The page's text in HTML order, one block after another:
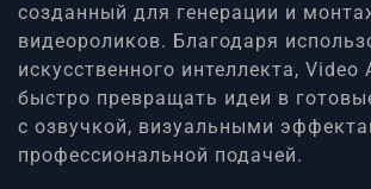
созданный для генерации и
видеороликов. Благодаря
искусственного интеллекта, Video
быстро превращать идеи в
с озвучкой, визуальными
профессиональной подачей.